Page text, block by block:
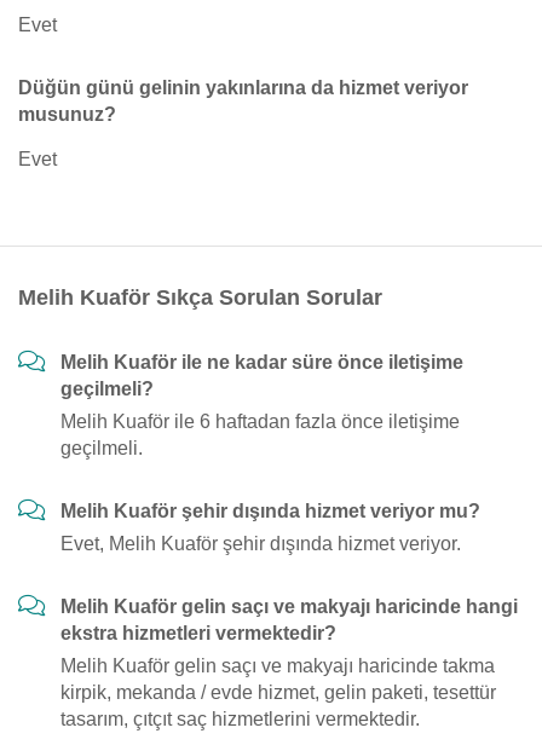
Evet
Düğün günü gelinin yakınlarına da hizmet veriyor
musunuz?
Evet
Melih Kuaför Sıkça Sorulan Sorular
Melih Kuaför ile ne kadar süre önce iletişime
geçilmeli?
Melih Kuaför ile 6 haftadan fazla önce iletişime
geçilmeli.
Melih Kuaför şehir dışında hizmet veriyor mu?
Evet, Melih Kuaför şehir dışında hizmet veriyor.
Melih Kuaför gelin saçı ve makyajı haricinde hangi
ekstra hizmetleri vermektedir?
Melih Kuaför gelin saçı ve makyajı haricinde takma
kirpik, mekanda / evde hizmet, gelin paketi, tesettür
tasarım, çıtçıt saç hizmetlerini vermektedir.